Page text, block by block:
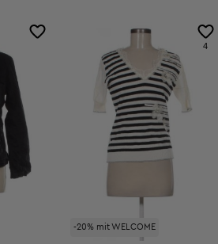
-20% mit WELCOME
4